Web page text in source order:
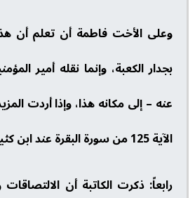
وعلى الأخت فاطمة أن تعلم أن
بجدار الكعبة، وإنما نقله أمير
عنه – إلى مكانه هذا، وإذا أردت
الآية 125 من سورة البقرة عند ابن كثير وغيره.
رابعاً: ذكرت الكاتبة أن